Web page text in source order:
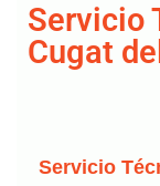
Servicio
Cugat
Servicio